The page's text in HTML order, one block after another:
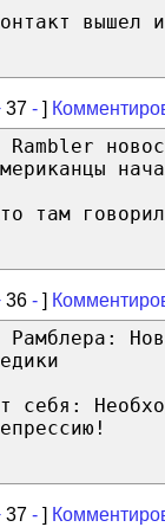
вышел
37 - ]
Rambler
там
36 - ]
Рамблера:
себя:
37 - ]